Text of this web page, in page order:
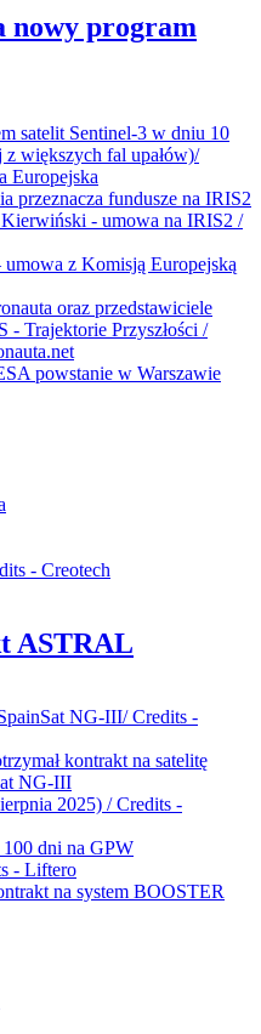
nowy program
przeznacza fundusze na IRIS2
z Komisją Europejską
powstanie w Warszawie
ASTRAL
kontrakt na satelitę
NG-III
100 dni na GPW
na system BOOSTER